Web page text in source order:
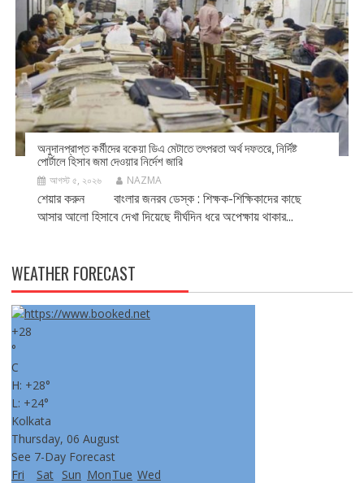
অনুদানপ্রাপ্ত কর্মীদের বকেয়া ডিএ মেটাতে তৎপরতা অর্থ দফতরে, নির্দিষ্ট
পোর্টালে হিসাব জমা দেওয়ার নির্দেশ জারি
আগস্ট ৫, ২০২৬ NAZMA
শেয়ার করুন বাংলার জনরব ডেস্ক : শিক্ষক-শিক্ষিকাদের কাছে
আসার আলো হিসাবে দেখা দিয়েছে দীর্ঘদিন ধরে অপেক্ষায় থাকার...
WEATHER FORECAST
+28
°
C
H: +28°
L: +24°
Kolkata
Thursday, 06 August
See 7-Day Forecast
Fri
Sat Sun MonTue Wed